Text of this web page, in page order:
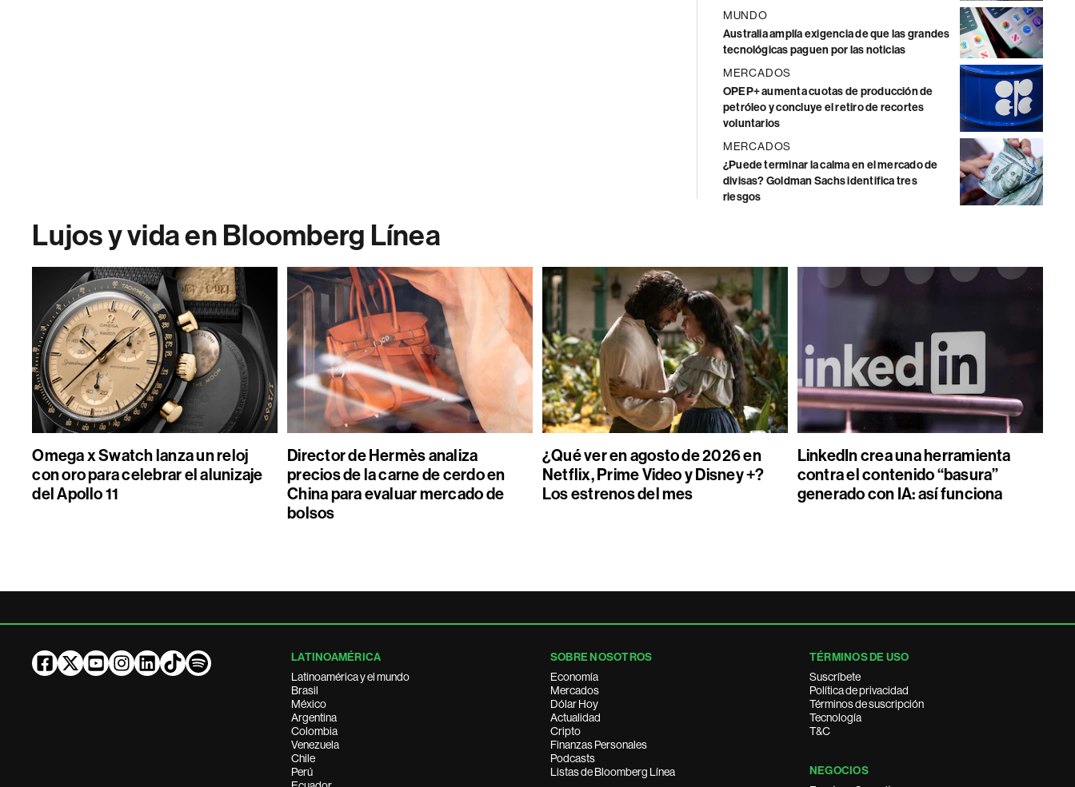
MUNDO
Australia amplía exigencia de que las grandes
tecnológicas paguen por las noticias
MERCADOS
OPEP+ aumenta cuotas de producción de
petróleo y concluye el retiro de recortes
voluntarios
MERCADOS
¿Puede terminar la calma en el mercado de
divisas? Goldman Sachs identifica tres
riesgos
Lujos y vida en Bloomberg Línea
Omega x Swatch lanza un reloj
con oro para celebrar el alunizaje
del Apollo 11
Director de Hermès analiza
precios de la carne de cerdo en
China para evaluar mercado de
bolsos
¿Qué ver en agosto de 2026 en
Netflix, Prime Video y Disney +?
Los estrenos del mes
LinkedIn crea una herramienta
contra el contenido “basura”
generado con IA: así funciona
LATINOAMÉRICA
Latinoamérica y el mundo
Brasil
México
Argentina
Colombia
Venezuela
Chile
Perú
SOBRE NOSOTROS
Economía
Mercados
Dólar Hoy
Actualidad
Cripto
Finanzas Personales
Podcasts
Listas de Bloomberg Línea
TÉRMINOS DE USO
Suscríbete
Política de privacidad
Términos de suscripción
Tecnología
T&C
NEGOCIOS